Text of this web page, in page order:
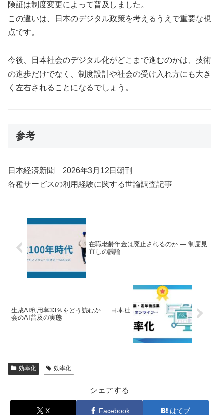
険証は制度変更によって普及しました。
この違いは、日本のデジタル政策を考えるうえで重要な視
点です。
今後、日本社会のデジタル化がどこまで進むのかは、技術
の進歩だけでなく、制度設計や社会の受け入れ方にも大き
く左右されることになるでしょう。
参考
日本経済新聞 2026年3月12日朝刊
各種サービスの利用経験に関する世論調査記事
在職老齢年金は廃止されるのか ― 制度見
直しの議論
生成AI利用率33％をどう読むか ― 日本社
会のAI普及の実態
効率化 効率化
シェアする
X Facebook はてブ